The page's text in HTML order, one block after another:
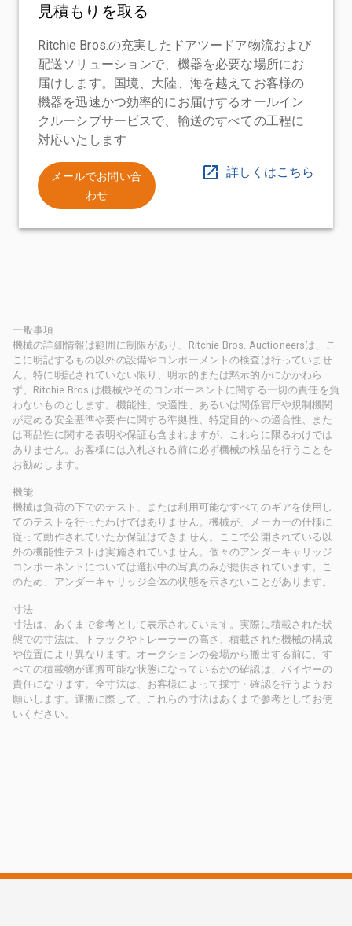
見積もりを取る
Ritchie Bros.の充実したドアツードア物流および
配送ソリューションで、機器を必要な場所にお
届けします。国境、大陸、海を越えてお客様の
機器を迅速かつ効率的にお届けするオールイン
クルーシブサービスで、輸送のすべての工程に
対応いたします
メールでお問い合
わせ
詳しくはこちら
一般事項
機械の詳細情報は範囲に制限があり、Ritchie Bros. Auctioneersは、こ
こに明記するもの以外の設備やコンポーメントの検査は行っていませ
ん。特に明記されていない限り、明示的または黙示的かにかかわら
ず、Ritchie Bros.は機械やそのコンポーネントに関する一切の責任を負
わないものとします。機能性、快適性、あるいは関係官庁や規制機関
が定める安全基準や要件に関する準拠性、特定目的への適合性、また
は商品性に関する表明や保証も含まれますが、これらに限るわけでは
ありません。お客様には入札される前に必ず機械の検品を行うことを
お勧めします。
機能
機械は負荷の下でのテスト、または利用可能なすべてのギアを使用し
てのテストを行ったわけではありません。機械が、メーカーの仕様に
従って動作されていたか保証はできません。ここで公開されている以
外の機能性テストは実施されていません。個々のアンダーキャリッジ
コンポーネントについては選択中の写真のみが提供されています。こ
のため、アンダーキャリッジ全体の状態を示さないことがあります。
寸法
寸法は、あくまで参考として表示されています。実際に積載された状
態での寸法は、トラックやトレーラーの高さ、積載された機械の構成
や位置により異なります。オークションの会場から搬出する前に、す
べての積載物が運搬可能な状態になっているかの確認は、バイヤーの
責任になります。全寸法は、お客様によって採寸・確認を行うようお
願いします。運搬に際して、これらの寸法はあくまで参考としてお使
いください。